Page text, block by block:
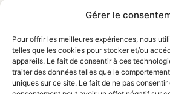
Gérer le
Pour offrir les meilleures expériences, nous
telles que les cookies pour stocker et/ou
appareils. Le fait de consentir à ces
traiter des données telles que le
uniques sur ce site. Le fait de ne pas consentir
Delimbe
de
Bonport
27340,
Pont de
Our products
Spare parts